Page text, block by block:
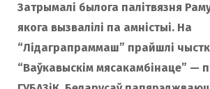
Затрымалі былога палітвязня
якога вызвалілі па амністыі. На
“Лідаграпраммаш” прайшлі
“Ваўкавыскім мясакамбінаце” —